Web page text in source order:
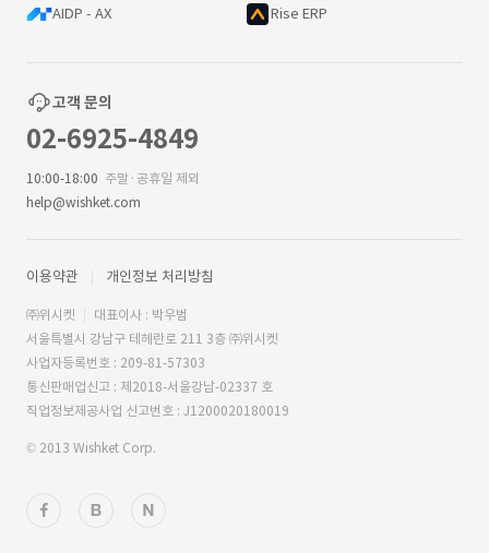
AIDP - AX Rise ERP
고객 문의
02-6925-4849
10:00-18:00 주말·공휴일 제외
help@wishket.com
이용약관 개인정보 처리방침
㈜위시켓
대표이사 : 박우범
서울특별시 강남구 테헤란로 211 3층 ㈜위시켓
사업자등록번호 : 209-81-57303
통신판매업신고 : 제2018-서울강남-02337 호
직업정보제공사업 신고번호 : J1200020180019
© 2013 Wishket Corp.